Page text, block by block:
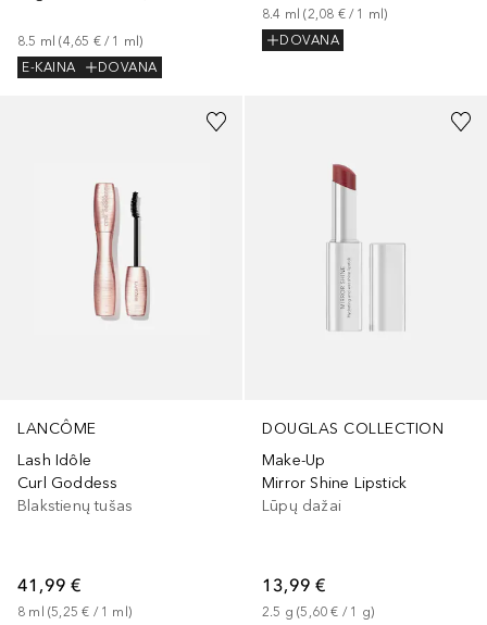
8.5 ml (4,65 € / 1 ml)
E-KAINA
DOVANA
8.4 ml (2,08 € / 1 ml)
DOVANA
LANCÔME
Lash Idôle
Curl Goddess
Blakstienų tušas
41,99 €
8 ml (5,25 € / 1 ml)
DOUGLAS COLLECTION
Make-Up
Mirror Shine Lipstick
Lūpų dažai
13,99 €
2.5 g (5,60 € / 1 g)